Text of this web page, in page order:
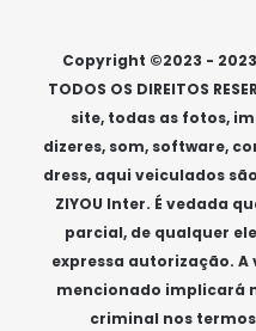
Copyright ©2023 -
TODOS OS DIREITOS
site, todas as fotos,
dizeres, som, software,
dress, aqui veiculados
ZIYOU Inter. É vedada
parcial, de qualquer
expressa autorização.
mencionado implicará
criminal nos termos